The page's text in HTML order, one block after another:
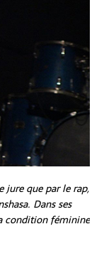
jure que par le rap,
Dans ses
condition féminine